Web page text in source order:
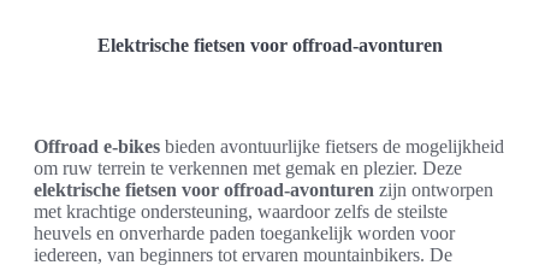
Elektrische fietsen voor offroad-avonturen
Offroad e-bikes bieden avontuurlijke fietsers de mogelijkheid
om ruw terrein te verkennen met gemak en plezier. Deze
elektrische fietsen voor offroad-avonturen zijn ontworpen
met krachtige ondersteuning, waardoor zelfs de steilste
heuvels en onverharde paden toegankelijk worden voor
iedereen, van beginners tot ervaren mountainbikers. De